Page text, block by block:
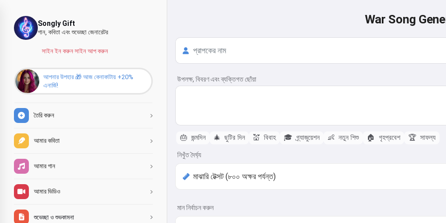
Songly Gift
গান, কবিতা এবং শুভেচ্ছা জেনারেটর
সাইন ইন করুন·সাইন আপ করুন
আপনার উপহার 🎁 আজ কেনাকাটায় +20%
এনার্জি!
তৈরি করুন
আমার কবিতা
আমার গান
আমার ভিডিও
শুভেচ্ছা ও শুভকামনা
War Song
উপলক্ষ, বিবরণ এবং ব্যক্তিগত ছোঁয়া
🎂 জন্মদিন 🎄 ছুটির দিন 💒 বিবাহ 🎓 গ্র্যাজুয়েশন 👶 নতুন শিশু 🏠 গৃহপ্রবেশ 🏆 সাফল্য
নিখুঁত দৈর্ঘ্য
মান নির্বাচন করুন